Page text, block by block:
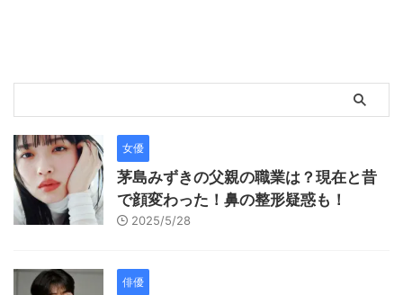
女優
茅島みずきの父親の職業は？現在と昔
で顔変わった！鼻の整形疑惑も！
2025/5/28
俳優